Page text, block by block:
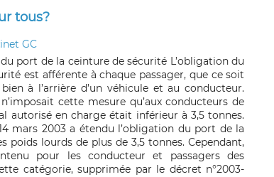
tous?
GC
port de la ceinture de sécurité L’obligation du
est afférente à chaque passager, que ce soit
à l’arrière d’un véhicule et au conducteur.
cette mesure qu’aux conducteurs de
autorisé en charge était inférieur à 3,5 tonnes.
mars 2003 a étendu l’obligation du port de la
poids lourds de plus de 3,5 tonnes. Cependant,
pour les conducteur et passagers des
catégorie, supprimée par le décret n°2003-